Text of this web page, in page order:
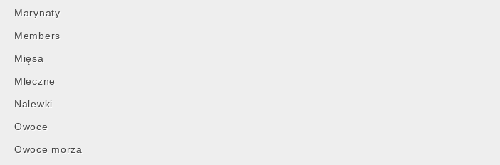
Marynaty
Members
Mięsa
Mleczne
Nalewki
Owoce
Owoce morza